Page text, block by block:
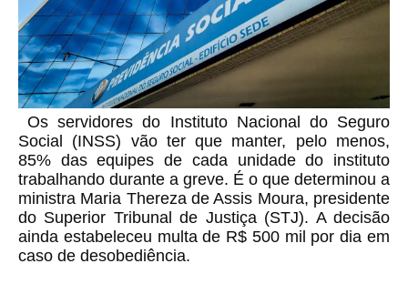
Os servidores do Instituto Nacional do Seguro
Social (INSS) vão ter que manter, pelo menos,
85% das equipes de cada unidade do instituto
trabalhando durante a greve. É o que determinou a
ministra Maria Thereza de Assis Moura, presidente
do Superior Tribunal de Justiça (STJ). A decisão
ainda estabeleceu multa de R$ 500 mil por dia em
caso de desobediência.